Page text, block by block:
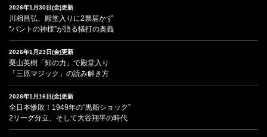
2026年1月30日(金)更新
川相昌弘、殿堂入りに2票届かず
“バントの神様”が語る犠打の奥義
2026年1月23日(金)更新
栗山英樹「知の力」で殿堂入り
「三原マジック」の読み解き方
2026年1月16日(金)更新
全日本惨敗！1949年の“黒船ショック”
2リーグ分立、そして大谷翔平の時代